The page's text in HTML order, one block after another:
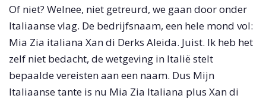
Of niet? Welnee, niet getreurd, we gaan door onder
Italiaanse vlag. De bedrijfsnaam, een hele mond vol:
Mia Zia italiana Xan di Derks Aleida. Juist. Ik heb het
zelf niet bedacht, de wetgeving in Italië stelt
bepaalde vereisten aan een naam. Dus Mijn
Italiaanse tante is nu Mia Zia Italiana plus Xan di